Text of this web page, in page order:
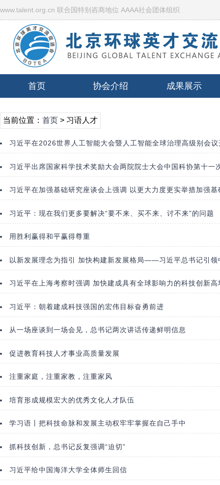
www.talent.org.cn 联合国特别咨商地位 AAAA社会团体组织
首页 协会介绍 成果展示
当前位置： 首页 > 习语人才
习近平在2026世界人工智能大会暨人工智能全球治理高级别会
习近平：现在我们更多要解决“要不来、买不来、讨不来”的问题
用胜利赢得和平赢得尊重
以新发展理念为指引 加快构建新发展格局——习近平总书记引领
习近平在上海考察时强调 加快建成具有全球影响力的科技创新高
习近平：朝着建成科技强国的宏伟目标奋勇前进
从一场座谈到一场会见，总书记两次讲话传递鲜明信息
促进教育科技人才事业高质量发展
注重家庭，注重家教，注重家风
培育形成规模宏大的优秀文化人才队伍
学习语丨把科技命脉和发展主动权牢牢掌握在自己手中
抓科技创新，总书记反复强调“迫切”
习近平给中国海洋大学全体师生回信